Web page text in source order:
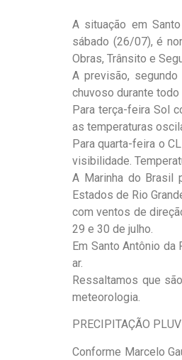
A situação em
sábado (26/07), é
Obras, Trânsito e
A previsão,
chuvoso durante todo
Para terça-feira Sol
as temperaturas
Para quarta-feira o
visibilidade.
A Marinha do Brasil
Estados de Rio
com ventos de
29 e 30 de julho.
Em Santo Antônio da
ar.
Ressaltamos que
meteorologia.
PRECIPITAÇÃO
Conforme Marcelo